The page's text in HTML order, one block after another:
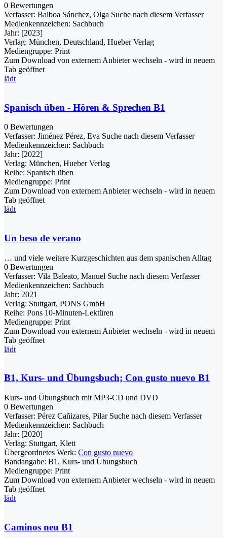
0 Bewertungen
Verfasser: Balboa Sánchez, Olga Suche nach diesem Verfasser
Medienkennzeichen: Sachbuch
Jahr: [2023]
Verlag: München, Deutschland, Hueber Verlag
Mediengruppe: Print
Zum Download von externem Anbieter wechseln - wird in neuem
Tab geöffnet
lädt
Spanisch üben - Hören & Sprechen B1
0 Bewertungen
Verfasser: Jiménez Pérez, Eva Suche nach diesem Verfasser
Medienkennzeichen: Sachbuch
Jahr: [2022]
Verlag: München, Hueber Verlag
Reihe: Spanisch üben
Mediengruppe: Print
Zum Download von externem Anbieter wechseln - wird in neuem
Tab geöffnet
lädt
Un beso de verano
… und viele weitere Kurzgeschichten aus dem spanischen Alltag
0 Bewertungen
Verfasser: Vila Baleato, Manuel Suche nach diesem Verfasser
Medienkennzeichen: Sachbuch
Jahr: 2021
Verlag: Stuttgart, PONS GmbH
Reihe: Pons 10-Minuten-Lektüren
Mediengruppe: Print
Zum Download von externem Anbieter wechseln - wird in neuem
Tab geöffnet
lädt
B1, Kurs- und Übungsbuch; Con gusto nuevo B1
Kurs- und Übungsbuch mit MP3-CD und DVD
0 Bewertungen
Verfasser: Pérez Cañizares, Pilar Suche nach diesem Verfasser
Medienkennzeichen: Sachbuch
Jahr: [2020]
Verlag: Stuttgart, Klett
Übergeordnetes Werk: Con gusto nuevo
Bandangabe: B1, Kurs- und Übungsbuch
Mediengruppe: Print
Zum Download von externem Anbieter wechseln - wird in neuem
Tab geöffnet
lädt
Caminos neu B1